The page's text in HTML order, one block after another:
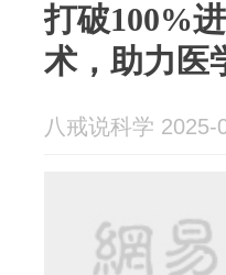
打破100%
术，助力医
八戒说科学 2025-